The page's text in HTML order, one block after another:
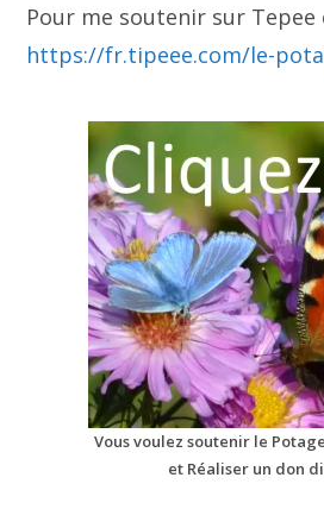
Pour me soutenir sur Tepee
https://fr.tipeee.com/le-
Vous voulez soutenir le
et Réaliser un don